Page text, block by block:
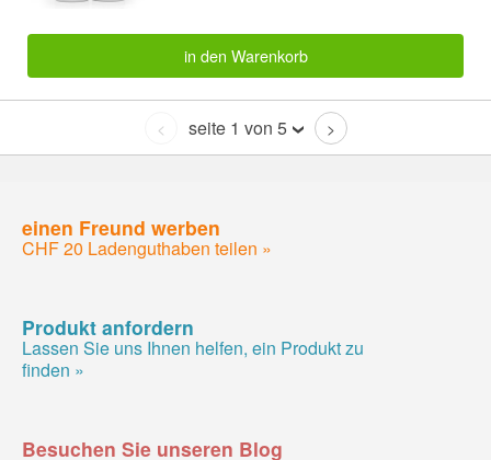
in den Warenkorb
< seite 1 von 5 >
einen Freund werben
CHF 20 Ladenguthaben teilen »
Produkt anfordern
Lassen Sie uns Ihnen helfen, ein Produkt zu
finden »
Besuchen Sie unseren Blog